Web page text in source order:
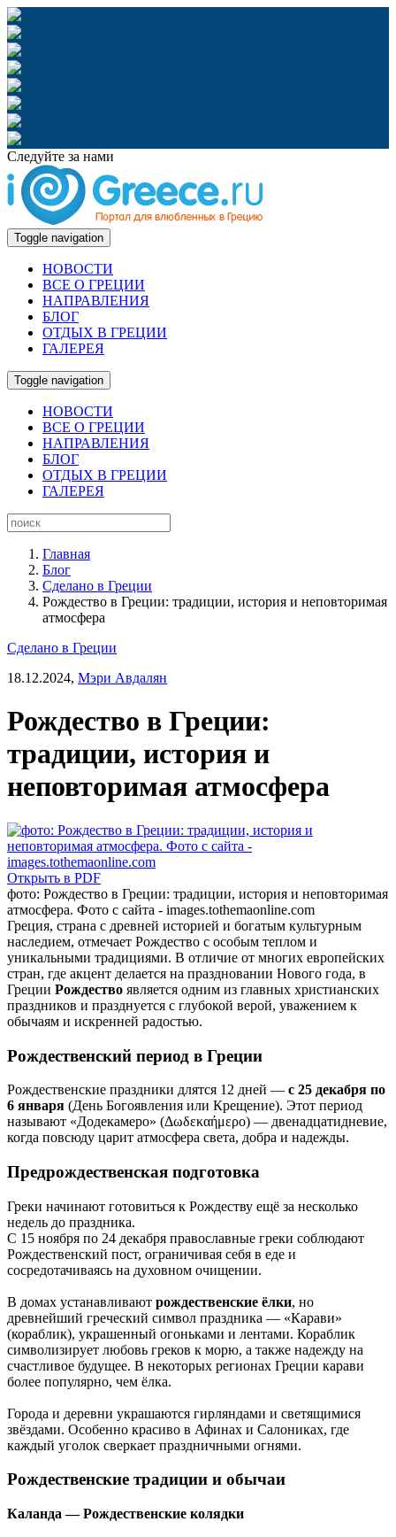
Следуйте за нами
Toggle navigation
НОВОСТИ
ВСЕ О ГРЕЦИИ
НАПРАВЛЕНИЯ
БЛОГ
ОТДЫХ В ГРЕЦИИ
ГАЛЕРЕЯ
Toggle navigation
НОВОСТИ
ВСЕ О ГРЕЦИИ
НАПРАВЛЕНИЯ
БЛОГ
ОТДЫХ В ГРЕЦИИ
ГАЛЕРЕЯ
Главная
Блог
Сделано в Греции
Рождество в Греции: традиции, история и неповторимая
атмосфера
Сделано в Греции
18.12.2024, Мэри Авдалян
Рождество в Греции:
традиции, история и
неповторимая атмосфера
Открыть в PDF
фото: Рождество в Греции: традиции, история и неповторимая
атмосфера. Фото с сайта - images.tothemaonline.com
Греция, страна с древней историей и богатым культурным
наследием, отмечает Рождество с особым теплом и
уникальными традициями. В отличие от многих европейских
стран, где акцент делается на праздновании Нового года, в
Греции Рождество является одним из главных христианских
праздников и празднуется с глубокой верой, уважением к
обычаям и искренней радостью.
Рождественский период в Греции
Рождественские праздники длятся 12 дней — с 25 декабря по
6 января (День Богоявления или Крещение). Этот период
называют «Додекамеро» (Δωδεκαήμερο) — двенадцатидневие,
когда повсюду царит атмосфера света, добра и надежды.
Предрождественская подготовка
Греки начинают готовиться к Рождеству ещё за несколько
недель до праздника.
С 15 ноября по 24 декабря православные греки соблюдают
Рождественский пост, ограничивая себя в еде и
сосредотачиваясь на духовном очищении.
В домах устанавливают рождественские ёлки, но
древнейший греческий символ праздника — «Карави»
(кораблик), украшенный огоньками и лентами. Кораблик
символизирует любовь греков к морю, а также надежду на
счастливое будущее. В некоторых регионах Греции карави
более популярно, чем ёлка.
Города и деревни украшаются гирляндами и светящимися
звёздами. Особенно красиво в Афинах и Салониках, где
каждый уголок сверкает праздничными огнями.
Рождественские традиции и обычаи
Каланда — Рождественские колядки